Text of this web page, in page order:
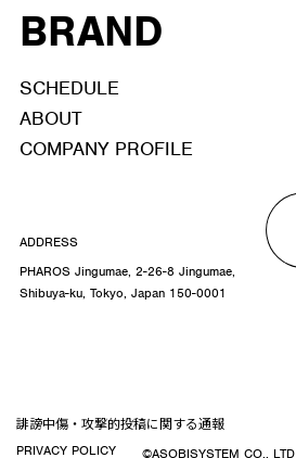
BRAND
SCHEDULE
ABOUT
COMPANY PROFILE
ADDRESS
PHAROS Jingumae, 2-26-8 Jingumae,
Shibuya-ku, Tokyo, Japan 150-0001
誹謗中傷・攻撃的投稿に関する通報
PRIVACY POLICY
©ASOBISYSTEM CO., LTD